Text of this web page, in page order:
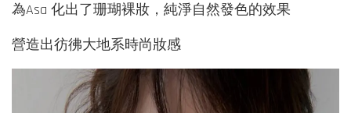
為Asa 化出了珊瑚裸妝，純淨自然發色的效果
營造出彷彿大地系時尚妝感